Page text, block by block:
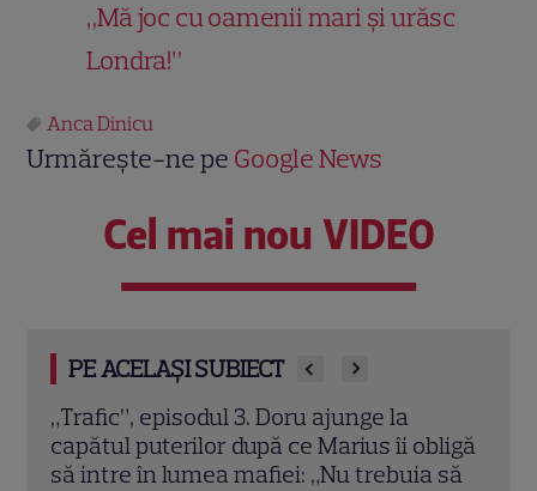
„Mă joc cu oamenii mari și urăsc
Londra!”
Anca Dinicu
Urmărește-ne pe Google News
Cel mai nou VIDEO
PE ACELAȘI SUBIECT
Ultimul episod „Leyla” la Pro TV. Când se
termină serialul turcesc și ce urmează în
grilă